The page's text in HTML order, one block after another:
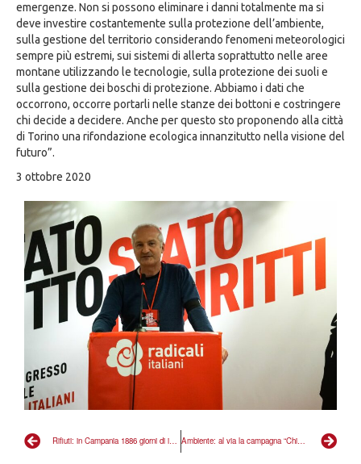
Rifiuti: in Campania 1886 giorni di inottemperanza ci sono già costati 246 milioni di euro, ma dai candidati solo silenzio Ambiente: al via la campagna “Chiudiamo i conti con il passato” per bonificare Italia dai veleni
emergenze. Non si possono eliminare i danni totalmente ma si
deve investire costantemente sulla protezione dell’ambiente,
sulla gestione del territorio considerando fenomeni meteorologici
sempre più estremi, sui sistemi di allerta soprattutto nelle aree
montane utilizzando le tecnologie, sulla protezione dei suoli e
sulla gestione dei boschi di protezione. Abbiamo i dati che
occorrono, occorre portarli nelle stanze dei bottoni e costringere
chi decide a decidere. Anche per questo sto proponendo alla città
di Torino una rifondazione ecologica innanzitutto nella visione del
futuro”.
3 ottobre 2020